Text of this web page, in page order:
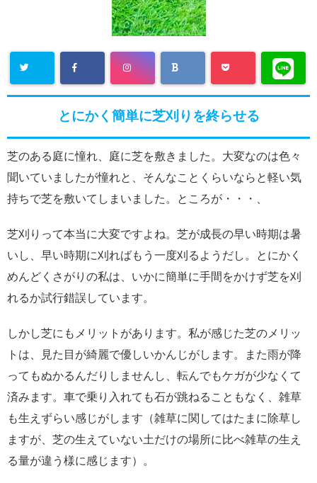
とにかく簡単に芝刈りを終らせる
芝のある庭に憧れ、庭に芝を敷きました。大変なのは色々
聞いていましたが憧れと、そんなことくらいならと軽い気
持ちで芝を敷いてしまいました。ところが・・・、
芝刈りって本当に大変ですよね。芝が成長の早い時期は暑
いし、早い時期に刈ればもう一度刈るようだし。とにかく
めんどくさがりの私は、いかに簡単に手間をかけず芝を刈
れるか試行錯誤しています。
しかし芝にもメリットがあります。私が感じた芝のメリッ
トは、見た目が綺麗で優しいかんじがします。また雨が降
ってもぬかるんだりしませんし、転んでもケガが少なくて
済みます。車で乗り入れても石が跳ねることもなく、雑草
も生えずらい感じがします（雑草に関してはたまに除草し
ますが、芝の生えていない土だけの場所に比べ雑草の生え
る量が違う様に感じます）。